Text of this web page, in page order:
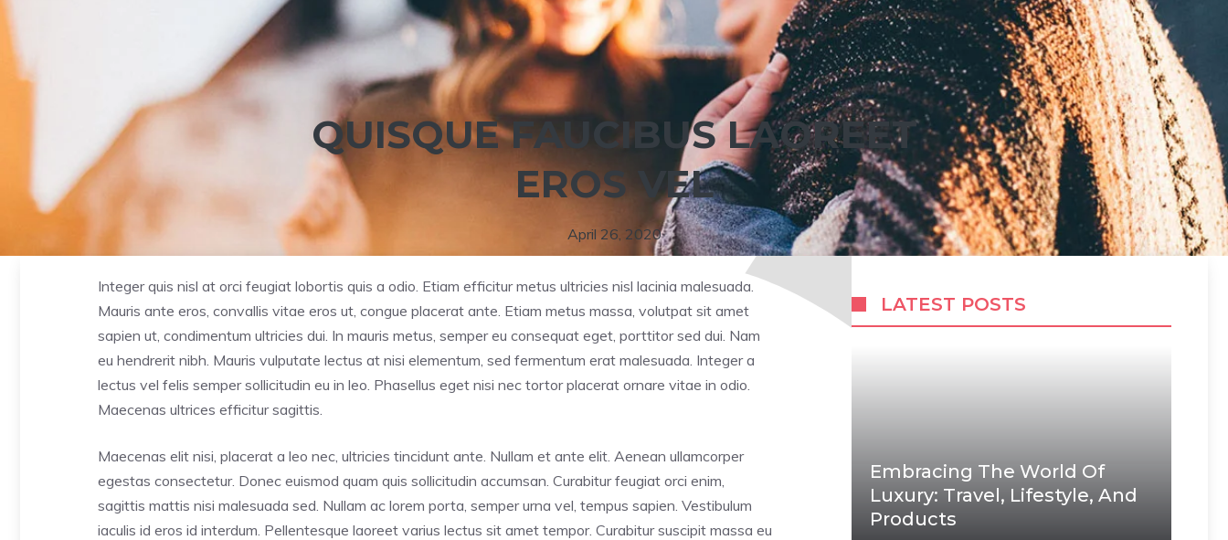
QUISQUE FAUCIBUS LAOREET
EROS VEL
April 26, 2020
Integer quis nisl at orci feugiat lobortis quis a odio. Etiam efficitur metus ultricies nisl lacinia malesuada.
Mauris ante eros, convallis vitae eros ut, congue placerat ante. Etiam metus massa, volutpat sit amet
sapien ut, condimentum ultricies dui. In mauris metus, semper eu consequat eget, porttitor sed dui. Nam
eu hendrerit nibh. Mauris vulputate lectus at nisi elementum, sed fermentum erat malesuada. Integer a
lectus vel felis semper sollicitudin eu in leo. Phasellus eget nisi nec tortor placerat ornare vitae in odio.
Maecenas ultrices efficitur sagittis.
Maecenas elit nisi, placerat a leo nec, ultricies tincidunt ante. Nullam et ante elit. Aenean ullamcorper
egestas consectetur. Donec euismod quam quis sollicitudin accumsan. Curabitur feugiat orci enim,
sagittis mattis nisi malesuada sed. Nullam ac lorem porta, semper urna vel, tempus sapien. Vestibulum
iaculis id eros id interdum. Pellentesque laoreet varius lectus sit amet tempor. Curabitur suscipit massa eu
LATEST POSTS
Embracing The World Of
Luxury: Travel, Lifestyle, And
Products